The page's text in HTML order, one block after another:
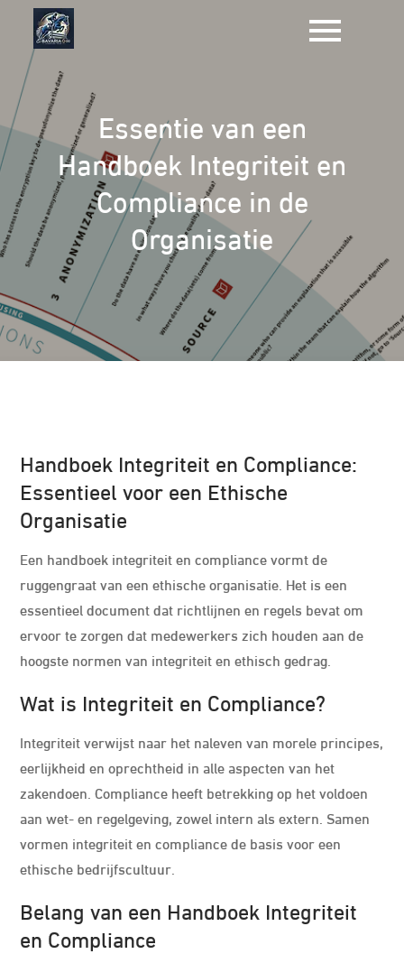
inhoud
gaan
Essentie van een
Handboek Integriteit en
Compliance in de
Organisatie
Handboek Integriteit en Compliance:
Essentieel voor een Ethische
Organisatie
Een handboek integriteit en compliance vormt de
ruggengraat van een ethische organisatie. Het is een
essentieel document dat richtlijnen en regels bevat om
ervoor te zorgen dat medewerkers zich houden aan de
hoogste normen van integriteit en ethisch gedrag.
Wat is Integriteit en Compliance?
Integriteit verwijst naar het naleven van morele principes,
eerlijkheid en oprechtheid in alle aspecten van het
zakendoen. Compliance heeft betrekking op het voldoen
aan wet- en regelgeving, zowel intern als extern. Samen
vormen integriteit en compliance de basis voor een
ethische bedrijfscultuur.
Belang van een Handboek Integriteit
en Compliance